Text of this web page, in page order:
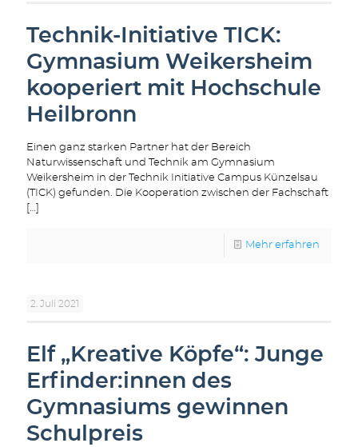
Technik-Initiative TICK:
Gymnasium Weikersheim
kooperiert mit Hochschule
Heilbronn
Einen ganz starken Partner hat der Bereich
Naturwissenschaft und Technik am Gymnasium
Weikersheim in der Technik Initiative Campus Künzelsau
(TICK) gefunden. Die Kooperation zwischen der Fachschaft
[…]
Mehr erfahren
2. Juli 2021
Elf „Kreative Köpfe“: Junge
Erfinder:innen des
Gymnasiums gewinnen
Schulpreis